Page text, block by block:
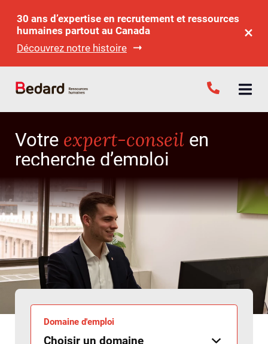
30 ans d’expertise en recrutement et ressources
humaines partout au Canada
Découvrez notre histoire
Votre expert-conseil en
recherche d’emploi
Domaine d'emploi